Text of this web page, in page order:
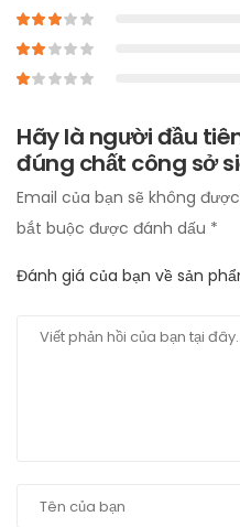
Hãy là người đầu
đúng chất công sở
Email của bạn sẽ không
bắt buộc được đánh dấu *
Đánh giá của bạn về sản